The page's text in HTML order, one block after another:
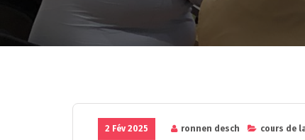
2 Fév 2025 ronnen desch cours de